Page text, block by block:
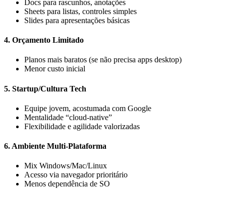
Docs para rascunhos, anotações
Sheets para listas, controles simples
Slides para apresentações básicas
4. Orçamento Limitado
Planos mais baratos (se não precisa apps desktop)
Menor custo inicial
5. Startup/Cultura Tech
Equipe jovem, acostumada com Google
Mentalidade “cloud-native”
Flexibilidade e agilidade valorizadas
6. Ambiente Multi-Plataforma
Mix Windows/Mac/Linux
Acesso via navegador prioritário
Menos dependência de SO